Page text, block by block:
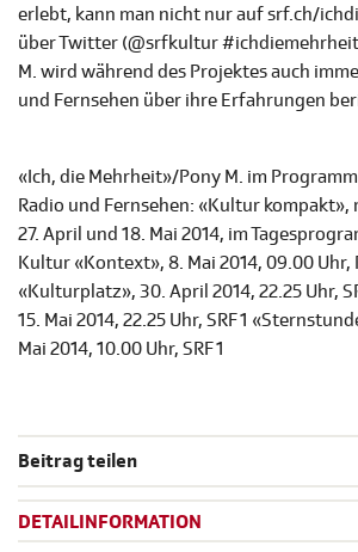
erlebt, kann man nicht nur auf srf.ch/
über Twitter (@srfkultur
M. wird während des Projektes auch
und Fernsehen über ihre Erfahrungen
«Ich, die Mehrheit»/Pony M. im
Radio und Fernsehen: «Kultur kompakt»,
27. April und 18. Mai 2014, im
Kultur «Kontext», 8. Mai 2014, 09.00 Uhr,
«Kulturplatz», 30. April 2014, 22.25 Uhr,
15. Mai 2014, 22.25 Uhr, SRF 1
Mai 2014, 10.00 Uhr, SRF 1
Beitrag teilen
DETAILINFORMATION